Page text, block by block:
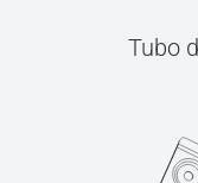
Tubo